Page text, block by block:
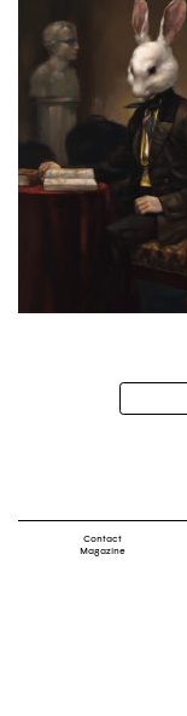
Navigation
Contact
Magazine